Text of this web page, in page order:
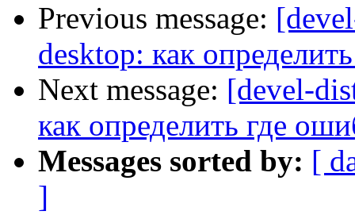
Previous message:
desktop: как
Next message: [devel-
как определить где
Messages sorted by: [
]